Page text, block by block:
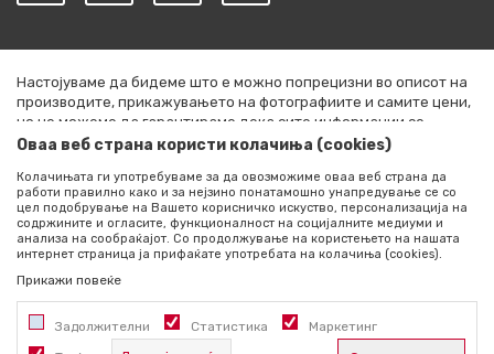
Настојуваме да бидеме што е можно попрецизни во описот на
производите, прикажувањето на фотографиите и самите цени,
но не можеме да гарантираме дека сите информации се
комплетни и без грешки. Сите артикли прикажани на сајтот се
секој момент. Расположливоста на производите можете да ја
проверите со повик на +389 76 444 490
©2026 literatura.mk, Изработено одNB SOFT. Сите права
задржани.
Оваа веб страна користи колачиња (cookies)
Колачињата ги употребуваме за да овозможиме оваа веб страна да
работи правилно како и за нејзино понатамошно унапредување се со
цел подобрување на Вашето корисничко искуство, персонализација на
содржините и огласите, функционалност на социјалните медиуми и
анализа на сообраќајот. Со продолжување на користењето на нашата
интернет страница ја прифаќате употребата на колачиња (cookies).
Прикажи повеќе
Задолжителни Статистика Маркетинг